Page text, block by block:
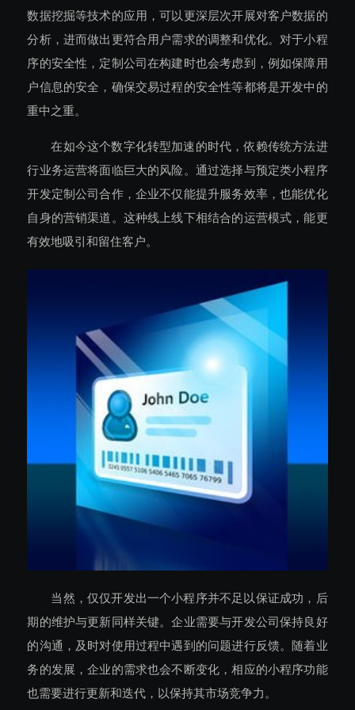
数据挖掘等技术的应用，可以更深层次开展对客户数据的
分析，进而做出更符合用户需求的调整和优化。对于小程
序的安全性，定制公司在构建时也会考虑到，例如保障用
户信息的安全，确保交易过程的安全性等都将是开发中的
重中之重。
在如今这个数字化转型加速的时代，依赖传统方法进
行业务运营将面临巨大的风险。通过选择与预定类小程序
开发定制公司合作，企业不仅能提升服务效率，也能优化
自身的营销渠道。这种线上线下相结合的运营模式，能更
有效地吸引和留住客户。
当然，仅仅开发出一个小程序并不足以保证成功，后
期的维护与更新同样关键。企业需要与开发公司保持良好
的沟通，及时对使用过程中遇到的问题进行反馈。随着业
务的发展，企业的需求也会不断变化，相应的小程序功能
也需要进行更新和迭代，以保持其市场竞争力。